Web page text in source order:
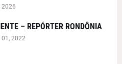
2026
– REPÓRTER RONDÔNIA
01, 2022